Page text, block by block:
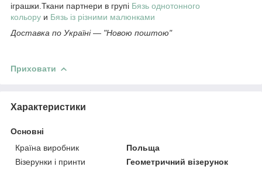
іграшки.Ткани партнери в групі Бязь однотонного
кольору и Бязь із різними малюнками
Доставка по Україні — "Новою поштою"
Приховати
Характеристики
Основні
Країна виробник
Польща
Візерунки і принти
Геометричний візерунок